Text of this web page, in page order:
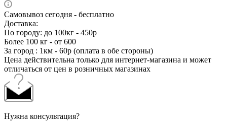
Самовывоз сегодня - бесплатно
Доставка:
По городу: до 100кг - 450р
Более 100 кг - от 600
За город : 1км - 60р (оплата в обе стороны)
Цена действительна только для интернет-магазина и может
отличаться от цен в розничных магазинах
Нужна консультация?